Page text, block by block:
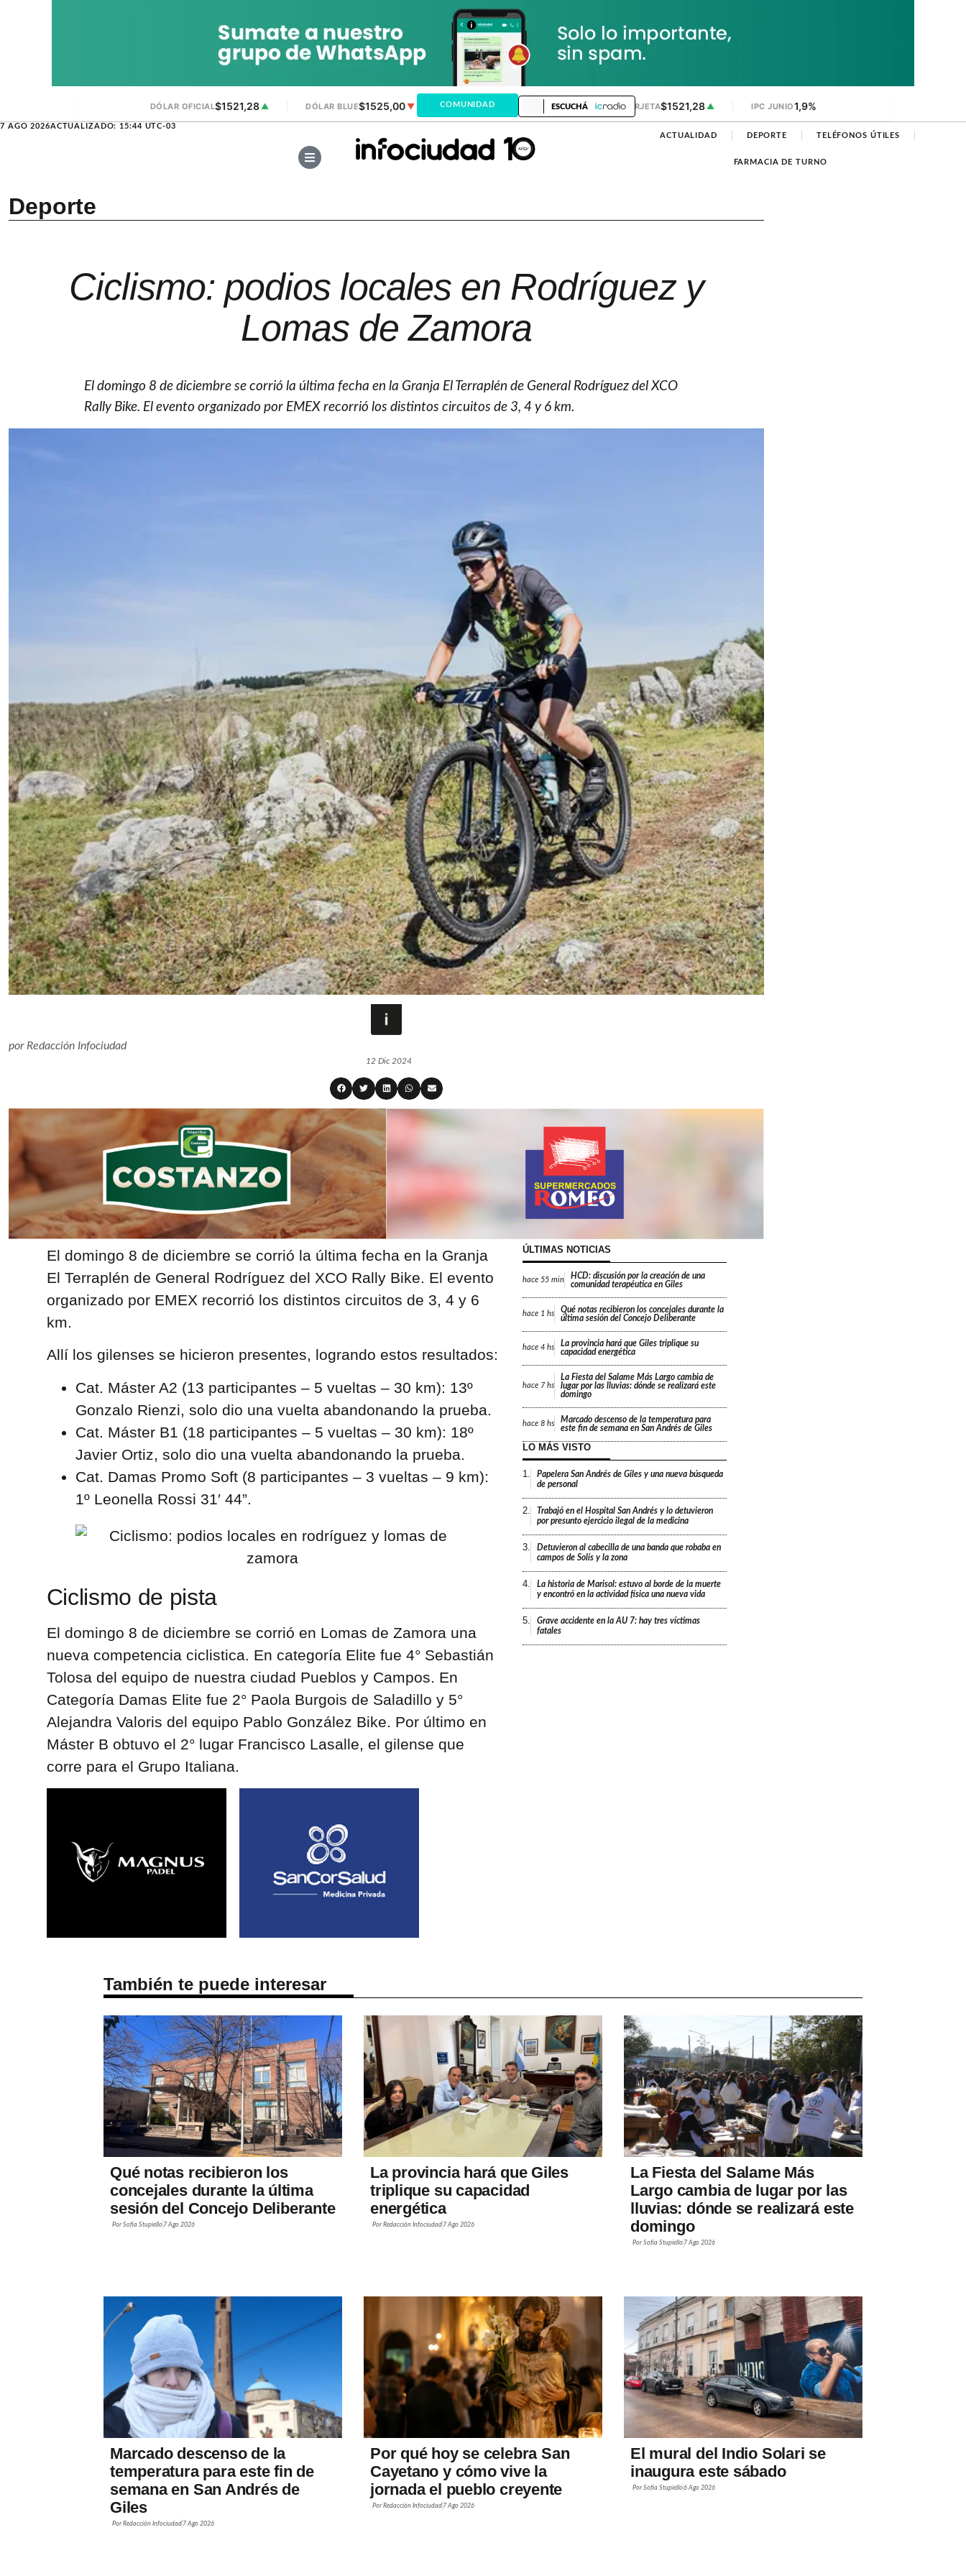
DÓLAR OFICIAL$1521,28 ▲ DÓLAR BLUE$1525,00▼ DÓLAR MEP ▲ DÓLAR TARJETA$1521,28 ▲ IPC JUNIO1,9%
7 AGO 2026ACTUALIZADO: 15:44 UTC-03
COMUNIDAD ESCUCHÁ
ACTUALIDAD DEPORTE TELÉFONOS ÚTILES
FARMACIA DE TURNO
Deporte
Ciclismo: podios locales en Rodríguez y
Lomas de Zamora
El domingo 8 de diciembre se corrió la última fecha en la Granja El Terraplén de General Rodríguez del XCO
Rally Bike. El evento organizado por EMEX recorrió los distintos circuitos de 3, 4 y 6 km.
porRedacción Infociudad
12 Dic 2024
El domingo 8 de diciembre se corrió la última fecha en la Granja
El Terraplén de General Rodríguez del XCO Rally Bike. El evento
organizado por EMEX recorrió los distintos circuitos de 3, 4 y 6
km.
Allí los gilenses se hicieron presentes, logrando estos resultados:
Cat. Máster A2 (13 participantes – 5 vueltas – 30 km): 13º
Gonzalo Rienzi, solo dio una vuelta abandonando la prueba.
Cat. Máster B1 (18 participantes – 5 vueltas – 30 km): 18º
Javier Ortiz, solo dio una vuelta abandonando la prueba.
Cat. Damas Promo Soft (8 participantes – 3 vueltas – 9 km):
1º Leonella Rossi 31′ 44”.
Ciclismo de pista
El domingo 8 de diciembre se corrió en Lomas de Zamora una
nueva competencia ciclistica. En categoría Elite fue 4° Sebastián
Tolosa del equipo de nuestra ciudad Pueblos y Campos. En
Categoría Damas Elite fue 2° Paola Burgois de Saladillo y 5°
Alejandra Valoris del equipo Pablo González Bike. Por último en
Máster B obtuvo el 2° lugar Francisco Lasalle, el gilense que
corre para el Grupo Italiana.
ÚLTIMAS NOTICIAS
hace 55 min
HCD: discusión por la creación de una
comunidad terapéutica en Giles
hace 1 hs
Qué notas recibieron los concejales durante la
última sesión del Concejo Deliberante
hace 4 hs
La provincia hará que Giles triplique su
capacidad energética
hace 7 hs
La Fiesta del Salame Más Largo cambia de
lugar por las lluvias: dónde se realizará este
domingo
hace 8 hs
Marcado descenso de la temperatura para
este fin de semana en San Andrés de Giles
LO MÁS VISTO
1.
Papelera San Andrés de Giles y una nueva búsqueda
de personal
2.
Trabajó en el Hospital San Andrés y lo detuvieron
por presunto ejercicio ilegal de la medicina
3.
Detuvieron al cabecilla de una banda que robaba en
campos de Solís y la zona
4.
La historia de Marisol: estuvo al borde de la muerte
y encontró en la actividad física una nueva vida
5.
Grave accidente en la AU 7: hay tres víctimas
fatales
También te puede interesar
Qué notas recibieron los
concejales durante la última
sesión del Concejo Deliberante
Por Sofía Stupiello 7 Ago 2026
La provincia hará que Giles
triplique su capacidad
energética
Por Redacción Infociudad 7 Ago 2026
La Fiesta del Salame Más
Largo cambia de lugar por las
lluvias: dónde se realizará este
domingo
Por Sofía Stupiello 7 Ago 2026
Marcado descenso de la
temperatura para este fin de
semana en San Andrés de
Giles
Por Redacción Infociudad 7 Ago 2026
Por qué hoy se celebra San
Cayetano y cómo vive la
jornada el pueblo creyente
Por Redacción Infociudad 7 Ago 2026
El mural del Indio Solari se
inaugura este sábado
Por Sofía Stupiello6 Ago 2026